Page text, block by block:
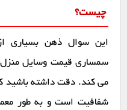
چیست؟
این سوال ذهن بسیاری
سمساری قیمت وسایل منزل
می کند. دقت داشته باشید
شفافیت است و به طور